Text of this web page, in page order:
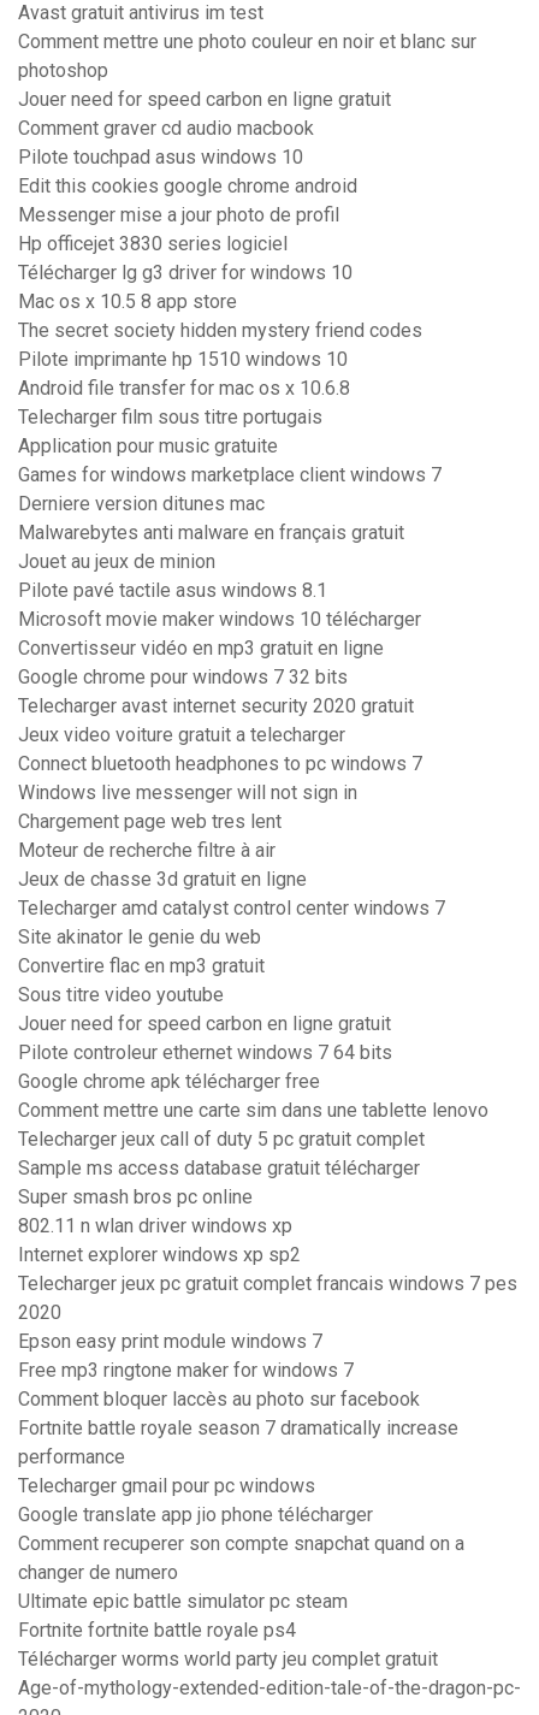
Avast gratuit antivirus im test
Comment mettre une photo couleur en noir et blanc sur
photoshop
Jouer need for speed carbon en ligne gratuit
Comment graver cd audio macbook
Pilote touchpad asus windows 10
Edit this cookies google chrome android
Messenger mise a jour photo de profil
Hp officejet 3830 series logiciel
Télécharger lg g3 driver for windows 10
Mac os x 10.5 8 app store
The secret society hidden mystery friend codes
Pilote imprimante hp 1510 windows 10
Android file transfer for mac os x 10.6.8
Telecharger film sous titre portugais
Application pour music gratuite
Games for windows marketplace client windows 7
Derniere version ditunes mac
Malwarebytes anti malware en français gratuit
Jouet au jeux de minion
Pilote pavé tactile asus windows 8.1
Microsoft movie maker windows 10 télécharger
Convertisseur vidéo en mp3 gratuit en ligne
Google chrome pour windows 7 32 bits
Telecharger avast internet security 2020 gratuit
Jeux video voiture gratuit a telecharger
Connect bluetooth headphones to pc windows 7
Windows live messenger will not sign in
Chargement page web tres lent
Moteur de recherche filtre à air
Jeux de chasse 3d gratuit en ligne
Telecharger amd catalyst control center windows 7
Site akinator le genie du web
Convertire flac en mp3 gratuit
Sous titre video youtube
Jouer need for speed carbon en ligne gratuit
Pilote controleur ethernet windows 7 64 bits
Google chrome apk télécharger free
Comment mettre une carte sim dans une tablette lenovo
Telecharger jeux call of duty 5 pc gratuit complet
Sample ms access database gratuit télécharger
Super smash bros pc online
802.11 n wlan driver windows xp
Internet explorer windows xp sp2
Telecharger jeux pc gratuit complet francais windows 7 pes
2020
Epson easy print module windows 7
Free mp3 ringtone maker for windows 7
Comment bloquer laccès au photo sur facebook
Fortnite battle royale season 7 dramatically increase
performance
Telecharger gmail pour pc windows
Google translate app jio phone télécharger
Comment recuperer son compte snapchat quand on a
changer de numero
Ultimate epic battle simulator pc steam
Fortnite fortnite battle royale ps4
Télécharger worms world party jeu complet gratuit
Age-of-mythology-extended-edition-tale-of-the-dragon-pc-